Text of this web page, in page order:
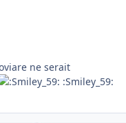
ne serait
:Smiley_59: